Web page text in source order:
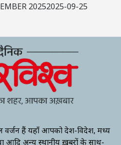
20252025-09-25
वर्जन हैं यहाँ आपको देश-विदेश, मध्य
आदि अन्य स्थानीय ख़बरों के साथ-